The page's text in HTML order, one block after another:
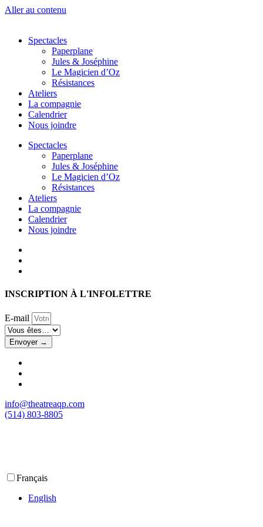
Aller au contenu
Spectacles
Paperplane
Jules & Joséphine
Le Magicien d’Oz
Résistances
Ateliers
La compagnie
Calendrier
Nous joindre
Spectacles
Paperplane
Jules & Joséphine
Le Magicien d’Oz
Résistances
Ateliers
La compagnie
Calendrier
Nous joindre
INSCRIPTION À L'INFOLETTRE
E-mail
Envoyer →
info@theatreaqp.com
(514) 803-8805
Français
English